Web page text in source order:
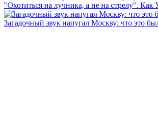
"Охотиться на лучника, а не на стрелу". Как
Загадочный звук напугал Москву: что это